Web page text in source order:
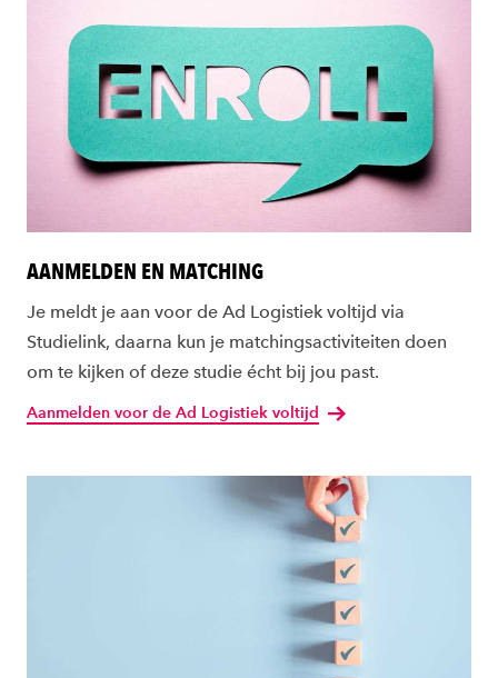
AANMELDEN EN MATCHING
Je meldt je aan voor de Ad Logistiek voltijd via
Studielink, daarna kun je matchingsactiviteiten doen
om te kijken of deze studie écht bij jou past.
Aanmelden voor de Ad Logistiek voltijd